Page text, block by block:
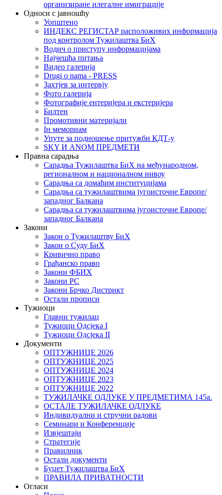
организиране илегалне имиграције
Односи с јавношћу
Уопштено
ИНДЕКС РЕГИСТАР расположивих информација
под контролом Тужилаштва БиХ
Водич о приступу информацијама
Најчешћа питања
Видео галерија
Drugi o nama - PRESS
Захтјев за интервју
Фото галерија
Фотографије ентеријера и екстеријера
Билтен
Промотивни материјали
Iн мемориам
Упуте за подношење притужби КДТ-у
SKY И ANOM ПРЕДМЕТИ
Правна сарадња
Сарадња Тужилаштва БиХ на међународном,
регионалном и националном нивоу
Сарадња са домаћим институцијама
Сарадња са тужилаштвима југоисточне Европе/
западног Балкана
Сарадња са тужилаштвима југоисточне Европе/
западног Балкана
Закони
Закон о Тужилаштву БиХ
Закон о Суду БиХ
Кривично право
Грађанско право
Закони ФБИХ
Закони РС
Закони Брчко Дистрикт
Остали прописи
Тужиоци
Главни тужилац
Тужиоци Oдсјекa I
Тужиоци Oдсјекa II
Документи
ОПТУЖНИЦЕ 2026
ОПТУЖНИЦЕ 2025
ОПТУЖНИЦЕ 2024
ОПТУЖНИЦЕ 2023
ОПТУЖНИЦЕ 2022
ТУЖИЛАЧКЕ ОДЛУКЕ У ПРЕДМЕТИМА 145а.
ОСТАЛЕ ТУЖИЛАЧКЕ ОДЛУКЕ
Индивидуални и стручни радови
Семинари и Конференције
Извјештаји
Стратегије
Правилник
Остали документи
Буџет Тужилаштва БиХ
ПРАВИЛА ПРИВАТНОСТИ
Огласи